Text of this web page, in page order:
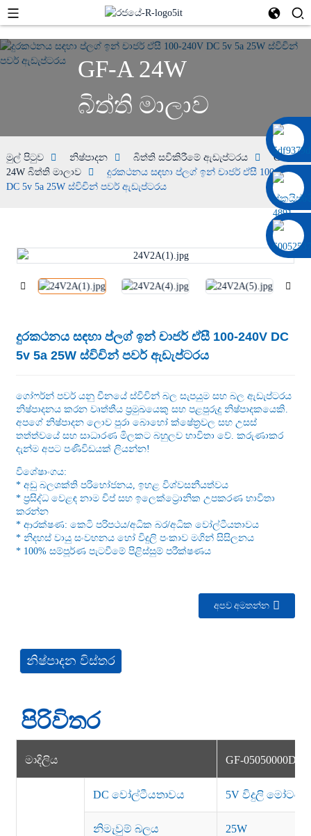
0086 13322920697
GF-A 24W
බිත්ති මාලාව
මුල් පිටුව නිෂ්පාදන බිත්ති සවිකිරීමේ ඇඩැප්ටරය
GF-A
24W බිත්ති මාලාව
දුරකථනය සඳහා ප්ලග් ඉන් චාජර් ඒසී 100-240V
DC 5v 5a 25W ස්විචින් පවර් ඇඩැප්ටරය
දුරකථනය සඳහා ප්ලග් ඉන් චාජර් ඒසී 100-240V DC
5v 5a 25W ස්විචින් පවර් ඇඩැප්ටරය
ගෝෆර්න් පවර් යනු චීනයේ ස්විචින් බල සැපයුම සහ බල ඇඩැප්ටරය
නිෂ්පාදනය කරන වෘත්තීය ප්‍රමුඛයෙකු සහ පළපුරුදු නිෂ්පාදකයෙකි.
අපගේ නිෂ්පාදන ලොව පුරා බොහෝ ක්ෂේත්‍රවල සහ උසස්
තත්ත්වයේ සහ සාධාරණ මිලකට බහුලව භාවිතා වේ. කරුණාකර
දැන්ම අපට පණිවිඩයක් ලියන්න!
විශේෂාංගය:
* අඩු බලශක්ති පරිභෝජනය, ඉහළ විශ්වසනීයත්වය
* ප්‍රසිද්ධ වෙළඳ නාම චිප් සහ ඉලෙක්ට්‍රොනික උපකරණ භාවිතා
කරන්න
* ආරක්ෂණ: කෙටි පරිපථය/අධික බර/අධික වෝල්ටීයතාවය
* නිදහස් වායු සංවහනය හෝ විදුලි පංකාව මගින් සිසිලනය
* 100% සම්පූර්ණ පැටවීමේ පිළිස්සුම් පරීක්ෂණය
අපව අමතන්න
නිෂ්පාදන විස්තර
පිරිවිතර
මාදිලිය GF-05050000D
DC වෝල්ටීයතාවය 5V විදුලි මෝටරය
නිමැවුම් බලය 25W